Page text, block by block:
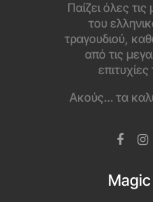
Παίζει όλες
του
τραγουδιού,
από τις
Ακούς… τα